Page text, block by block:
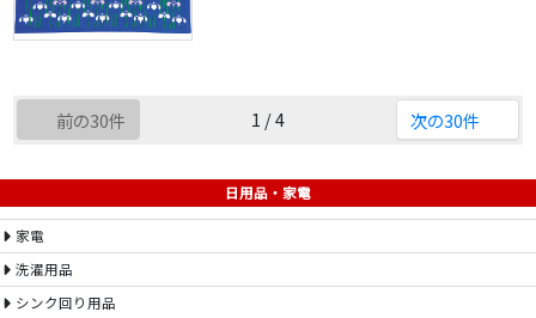
前の30件 1 / 4 次の30件
日用品・家電
家電
洗濯用品
シンク回り用品